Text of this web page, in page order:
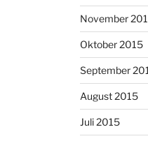
November
Oktober 2015
September
August 2015
Juli 2015